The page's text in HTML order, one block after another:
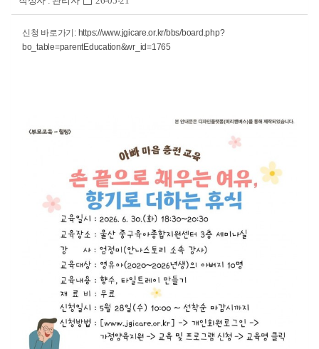
신청 바로가기: https://www.jgicare.or.kr/bbs/board.php?
bo_table=parentEducation&wr_id=1765